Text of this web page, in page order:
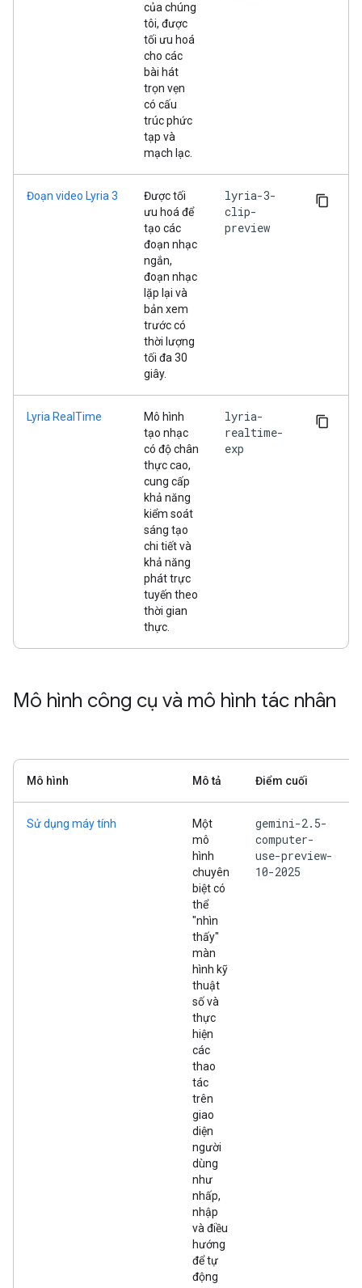
của chúng
tôi, được
tối ưu hoá
cho các
bài hát
trọn vẹn
có cấu
trúc phức
tạp và
mạch lạc.
Đoạn video Lyria 3
Được tối
ưu hoá để
tạo các
đoạn nhạc
ngắn,
đoạn nhạc
lặp lại và
bản xem
trước có
thời lượng
tối đa 30
giây.
lyria-3-
clip-
preview
Lyria RealTime
Mô hình
tạo nhạc
có độ chân
thực cao,
cung cấp
khả năng
kiểm soát
sáng tạo
chi tiết và
khả năng
phát trực
tuyến theo
thời gian
thực.
lyria-
realtime-
exp
Mô hình công cụ và mô hình tác nhân
Mô hình Mô tả Điểm cuối
Sử dụng máy tính
Một
mô
hình
chuyên
biệt có
thể
"nhìn
thấy"
màn
hình kỹ
thuật
số và
thực
hiện
các
thao
tác
trên
giao
diện
người
dùng
như
nhấp,
nhập
và điều
hướng
để tự
động
gemini-2.5-
computer-
use-preview-
10-2025